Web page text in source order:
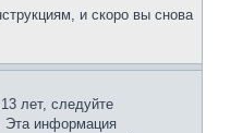
и скоро вы снова
лет, следуйте
Эта информация